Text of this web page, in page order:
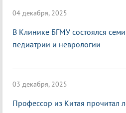
04 декабря, 2025
В Клинике БГМУ состоялся
педиатрии и неврологии
03 декабря, 2025
Профессор из Китая прочитал